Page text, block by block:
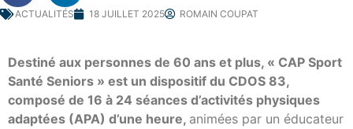
ACTUALITÉS 18 JUILLET 2025 ROMAIN COUPAT
Destiné aux personnes de 60 ans et plus, « CAP Sport
Santé Seniors » est un dispositif du CDOS 83,
composé de 16 à 24 séances d’activités physiques
adaptées (APA) d’une heure, animées par un éducateur